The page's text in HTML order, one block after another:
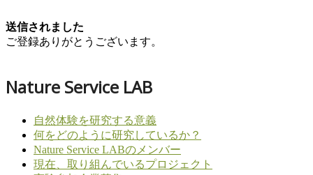
送信されました
ご登録ありがとうございます。
Nature Service LAB
自然体験を研究する意義
何をどのように研究しているか？
Nature Service LABのメンバー
現在、取り組んでいるプロジェクト